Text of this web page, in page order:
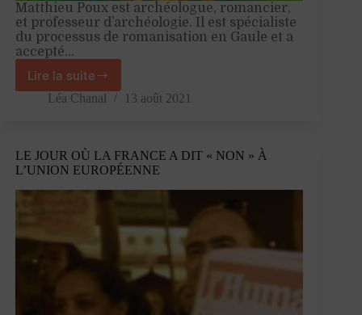
Matthieu Poux est archéologue, romancier,
et professeur d’archéologie. Il est spécialiste
du processus de romanisation en Gaule et a
accepté…
Lire la suite
A
l’assaut
–
Entretien
avec
Léa Chanal 13 août 2021
LE JOUR OÙ LA FRANCE A DIT « NON » À
L’UNION EUROPÉENNE